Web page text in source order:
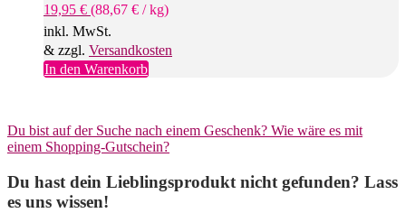
19,95 € (88,67 € /kg)
inkl. MwSt.
& zzgl. Versandkosten
In den Warenkorb
Du bist auf der Suche nach einem Geschenk? Wie wäre es mit
einem Shopping-Gutschein?
Du hast dein Lieblingsprodukt nicht gefunden? Lass
es uns wissen!